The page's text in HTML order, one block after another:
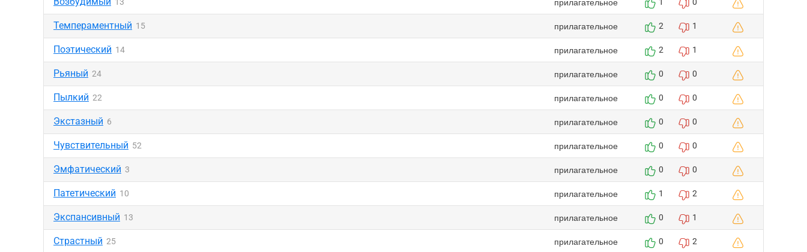
Темпераментный 15 прилагательное 2 1
Поэтический 14 прилагательное 2 1
Рьяный 24 прилагательное 0 0
Пылкий 22 прилагательное 0 0
Экстазный 6 прилагательное 0 0
Чувствительный 52 прилагательное 0 0
Эмфатический 3 прилагательное 0 0
Патетический 10 прилагательное 1 2
Экспансивный 13 прилагательное 0 1
Страстный 25 прилагательное 0 2